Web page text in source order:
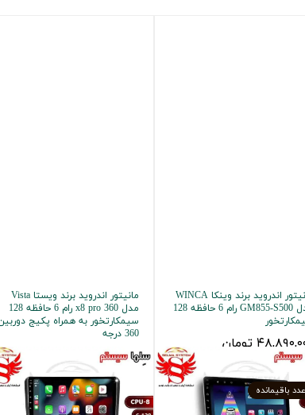
مانیتور اندروید برند وینکا WINCA
مدل GM855-S500 رام 6 حافظه 128
تومان
مانیتور اندروید برند ویستا Vista
مدل x8 pro 360 رام 6 حافظه 128
سیمکارتخور به همراه پکیج
360 درجه
۵۵,۹۰۰,۰۰۰ تومان